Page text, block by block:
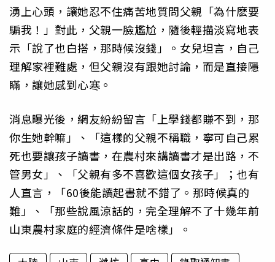
湧上心頭，讓她忍不住痛苦地質問父親「為什麽要
騙我！」對此，父親一臉尷尬，隨後輕描淡寫地表
示「說了也白搭，那時候沒錢」。女兒坦言，自己
理解家裡難處，但父親沒有跟她討論，而是直接隱
瞞，讓她感到心寒。
消息曝光後，網友紛紛留言「上學錢都賺不到，那
你生她幹嘛」、「這樣的父親不稱職，寧可自己累
死也要讓孩子讀書，在農村來講讀書才是出路，不
管男女」、「父親有多不喜歡這個女孩子」；也有
人直言，「60後能讀起書就不錯了。那時候真的
難」、「那些說風涼話的，完全理解不了十幾年前
山東農村家庭的經濟條件是啥樣」。